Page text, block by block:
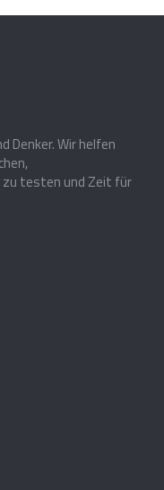
Denker. Wir helfen
testen und Zeit für